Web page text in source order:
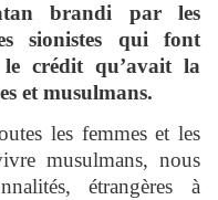
brandi par les
sionistes qui font
crédit qu’avait la
et musulmans.
les femmes et les
musulmans, nous
étrangères à